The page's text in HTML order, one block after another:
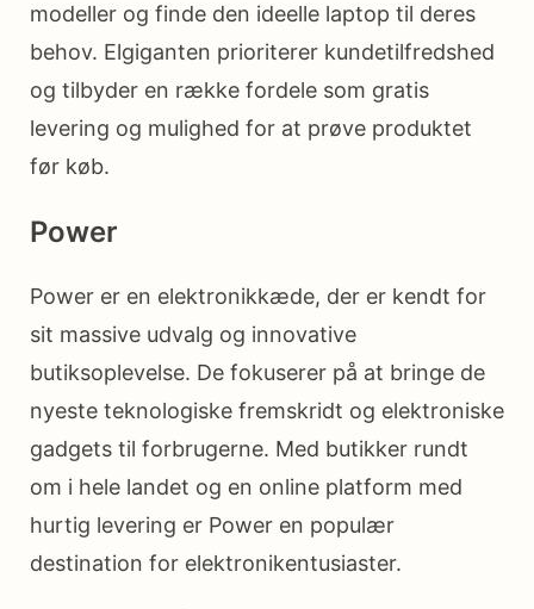
modeller og finde den ideelle laptop til deres
behov. Elgiganten prioriterer kundetilfredshed
og tilbyder en række fordele som gratis
levering og mulighed for at prøve produktet
før køb.
Power
Power er en elektronikkæde, der er kendt for
sit massive udvalg og innovative
butiksoplevelse. De fokuserer på at bringe de
nyeste teknologiske fremskridt og elektroniske
gadgets til forbrugerne. Med butikker rundt
om i hele landet og en online platform med
hurtig levering er Power en populær
destination for elektronikentusiaster.